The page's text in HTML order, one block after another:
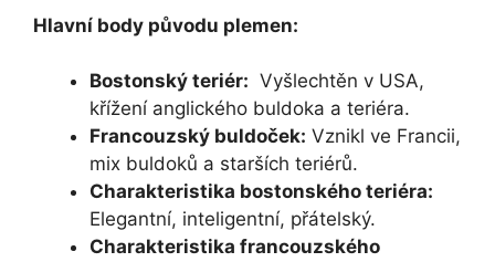
Hlavní body původu⁤ plemen:
Bostonský teriér: ‌ Vyšlechtěn⁢ v⁢ USA,
křížení anglického buldoka ⁣a teriéra.
Francouzský buldoček: Vznikl ve Francii,
mix buldoků ⁢a⁣ starších teriérů.
Charakteristika bostonského teriéra:
Elegantní, inteligentní, přátelský.
Charakteristika francouzského